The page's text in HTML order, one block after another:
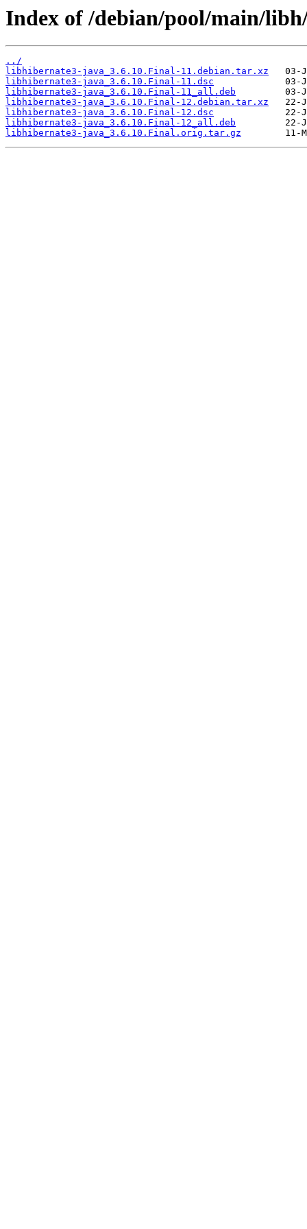
Index of /debian/pool/main/
../
libhibernate3-java_3.6.10.Final-11.debian.tar.xz
libhibernate3-java_3.6.10.Final-11.dsc
libhibernate3-java_3.6.10.Final-11_all.deb
libhibernate3-java_3.6.10.Final-12.debian.tar.xz
libhibernate3-java_3.6.10.Final-12.dsc
libhibernate3-java_3.6.10.Final-12_all.deb
libhibernate3-java_3.6.10.Final.orig.tar.gz